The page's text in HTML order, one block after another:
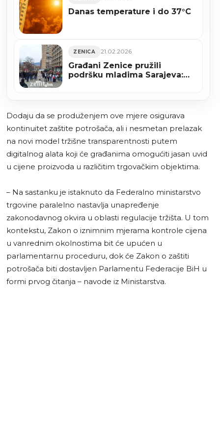
Danas temperature i do 37°C
ZENICA 21.02.2026
Građani Zenice pružili
podršku mladima Sarajeva:
Dodaju da se produženjem ove mjere osigurava
kontinuitet zaštite potrošača, ali i nesmetan prelazak
na novi model tržišne transparentnosti putem
digitalnog alata koji će građanima omogućiti jasan uvid
u cijene proizvoda u različitim trgovačkim objektima.
– Na sastanku je istaknuto da Federalno ministarstvo
trgovine paralelno nastavlja unapređenje
zakonodavnog okvira u oblasti regulacije tržišta. U tom
kontekstu, Zakon o iznimnim mjerama kontrole cijena
u vanrednim okolnostima bit će upućen u
parlamentarnu proceduru, dok će Zakon o zaštiti
potrošača biti dostavljen Parlamentu Federacije BiH u
formi prvog čitanja – navode iz Ministarstva.